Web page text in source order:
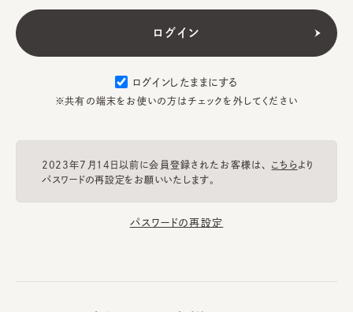
ログインしたままにする
※共有の端末をお使いの方はチェックを外してください
2023年7月14日以前に会員登録されたお客様は、 こちらより
パスワードの再設定をお願いいたします。
パスワードの再設定